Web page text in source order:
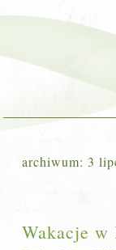
archiwum: 3
Wakacje